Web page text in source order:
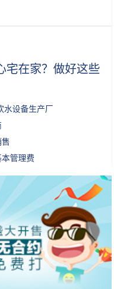
宅在家？做好这些
设备生产厂
管理费